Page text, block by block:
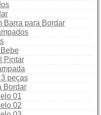
Barra para Bordar
Pintar
3 peças
Bordar
01
02